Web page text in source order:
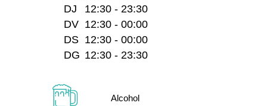
DJ
12:30 - 23:30
DV 12:30 - 00:00
DS 12:30 - 00:00
DG 12:30 - 23:30
Alcohol